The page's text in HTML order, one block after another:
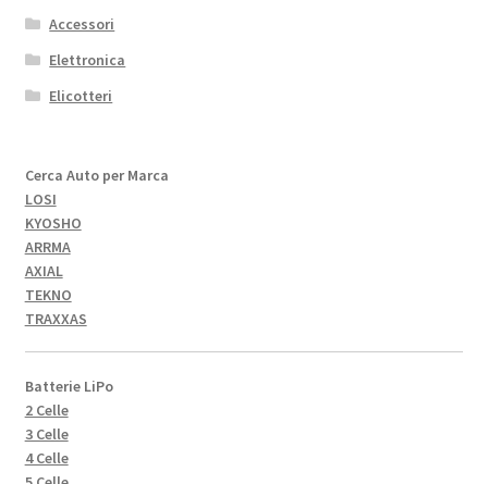
Accessori
Elettronica
Elicotteri
Cerca Auto per Marca
LOSI
KYOSHO
ARRMA
AXIAL
TEKNO
TRAXXAS
Batterie LiPo
2 Celle
3 Celle
4 Celle